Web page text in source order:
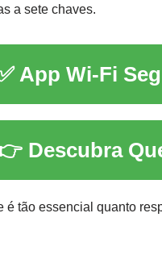
a sete chaves.
App Wi-Fi
Descubra
é tão essencial quanto